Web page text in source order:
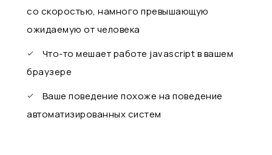
со скоростью, намного превышающую
ожидаемую от человека
Что-то мешает работе javascript в вашем
браузере
Ваше поведение похоже на поведение
автоматизированных систем